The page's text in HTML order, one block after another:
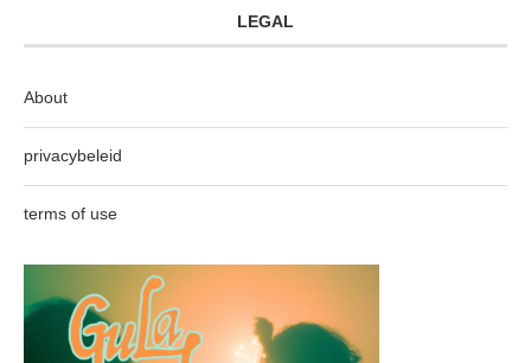
LEGAL
About
privacybeleid
terms of use